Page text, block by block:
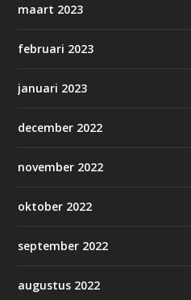
maart 2023
februari 2023
januari 2023
december 2022
november 2022
oktober 2022
september 2022
augustus 2022